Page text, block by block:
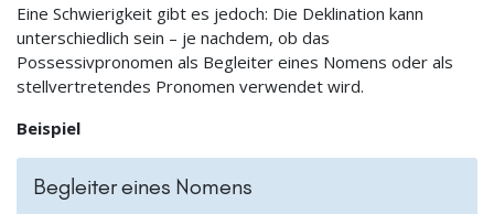
Eine Schwierigkeit gibt es jedoch: Die Deklination kann
unterschiedlich sein – je nachdem, ob das
Possessivpronomen als Begleiter eines Nomens oder als
stellvertretendes Pronomen verwendet wird.
Beispiel
Begleiter eines Nomens